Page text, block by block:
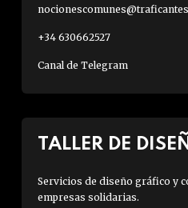
+34 630662527
Canal de Telegram
TALLER DE
Servicios de diseño gráfico y
empresas solidarias.